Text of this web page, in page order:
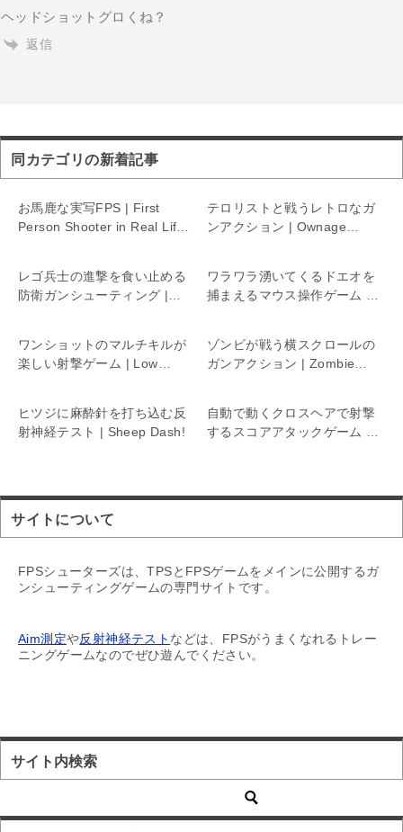
ヘッドショットグロくね？
返信
同カテゴリの新着記事
お馬鹿な実写FPS | First
Person Shooter in Real Life
テロリストと戦うレトロなガ
ンアクション | Ownage
レゴ兵士の進撃を食い止める
防衛ガンシューティング |
ワラワラ湧いてくるドエオを
捕まえるマウス操作ゲーム |
ワンショットのマルチキルが
楽しい射撃ゲーム | Low
ゾンビが戦う横スクロールの
ガンアクション | Zombie
ヒツジに麻酔針を打ち込む反
射神経テスト | Sheep Dash!
自動で動くクロスヘアで射撃
するスコアアタックゲーム |
サイトについて
FPSシューターズは、TPSとFPSゲームをメインに公開するガ
ンシューティングゲームの専門サイトです。
Aim測定や反射神経テスト などは、FPSがうまくなれるトレー
ニングゲームなのでぜひ遊んでください。
サイト内検索